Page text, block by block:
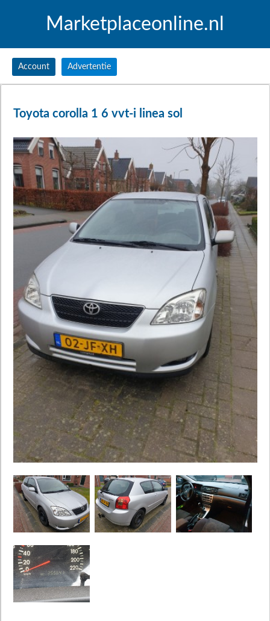
Marketplaceonline.nl
Account Advertentie
Toyota corolla 1 6 vvt-i linea sol